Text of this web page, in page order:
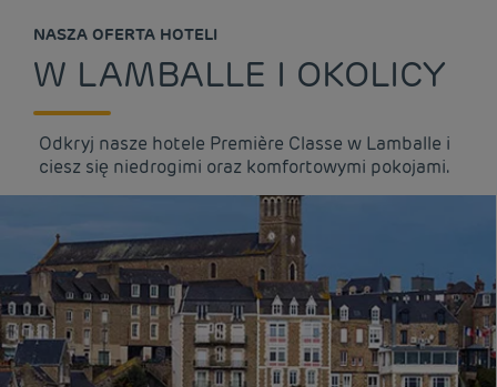
NASZA OFERTA HOTELI
W LAMBALLE I OKOLICY
Odkryj nasze hotele Première Classe w Lamballe i
ciesz się niedrogimi oraz komfortowymi pokojami.